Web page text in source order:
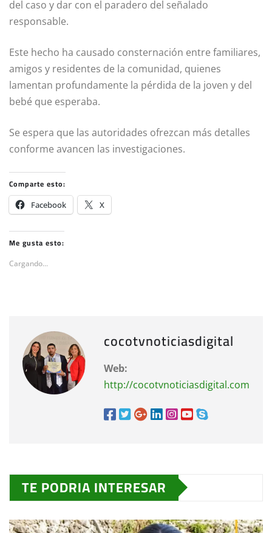
del caso y dar con el paradero del señalado
responsable.
Este hecho ha causado consternación entre familiares,
amigos y residentes de la comunidad, quienes
lamentan profundamente la pérdida de la joven y del
bebé que esperaba.
Se espera que las autoridades ofrezcan más detalles
conforme avancen las investigaciones.
Comparte esto:
Facebook X
Me gusta esto:
Cargando...
cocotvnoticiasdigital
Web:
http://cocotvnoticiasdigital.com
TE PODRIA INTERESAR